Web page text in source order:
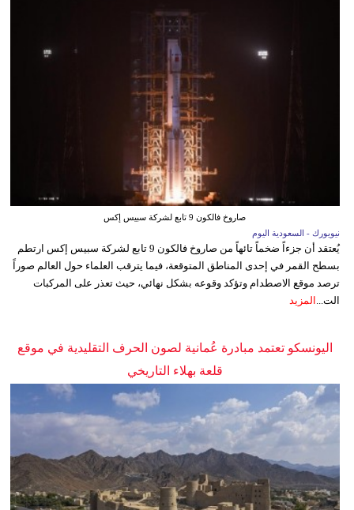
صاروخ فالكون 9 تابع لشركة سبيس إكس
نيويورك - السعودية اليوم
يُعتقد أن جزءاً ضخماً تائهاً من صاروخ فالكون 9 تابع لشركة سبيس إكس ارتطم
بسطح القمر في إحدى المناطق المتوقعة، فيما يترقب العلماء حول العالم صوراً
ترصد موقع الاصطدام وتؤكد وقوعه بشكل نهائي، حيث تعذر على المركبات
الت...
المزيد
اليونسكو تعتمد مبادرة عُمانية لصون الحرف التقليدية في موقع
قلعة بهلاء التاريخي